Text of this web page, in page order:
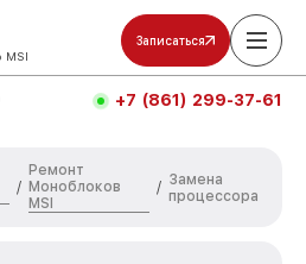
MSI
Записаться
+7 (861) 299-37-61
/
Ремонт
Моноблоков
MSI
/ Замена
процессора